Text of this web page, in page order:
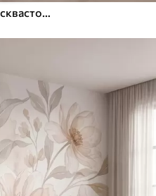
Нежно прозрачно перје у бресквасто-ружичастој измаглици са сјајем